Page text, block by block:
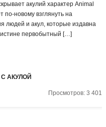
акулий характер Animal
по-новому взглянуть на
людей и акул, которые издавна
первобытный […]
АКУЛОЙ
Просмотров: 3 401